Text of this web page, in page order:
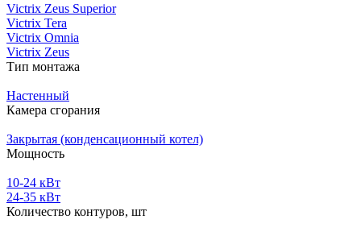
Victrix Zeus Superior
Victrix Tera
Victrix Omnia
Victrix Zeus
Тип монтажа
Настенный
Камера сгорания
Закрытая (конденсационный котел)
Мощность
10-24 кВт
24-35 кВт
Количество контуров, шт